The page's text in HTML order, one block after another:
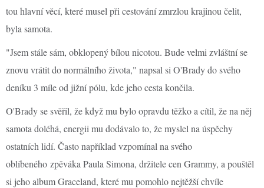
tou hlavní věcí, které musel při cestování zmrzlou krajinou čelit,
byla samota.
"Jsem stále sám, obklopený bílou nicotou. Bude velmi zvláštní se
znovu vrátit do normálního života," napsal si O'Brady do svého
deníku 3 míle od jižní pólu, kde jeho cesta končila.
O'Brady se svěřil, že když mu bylo opravdu těžko a cítil, že na něj
samota doléhá, energii mu dodávalo to, že myslel na úspěchy
ostatních lidí. Často například vzpomínal na svého
oblíbeného zpěváka Paula Simona, držitele cen Grammy, a pouštěl
si jeho album Graceland, které mu pomohlo nejtěžší chvíle